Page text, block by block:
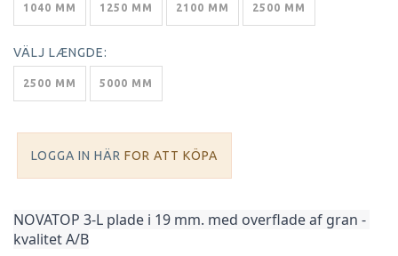
1040 MM 1250 MM 2100 MM 2500 MM
VÄLJ LÆNGDE:
2500 MM 5000 MM
LOGGA IN HÄR FOR ATT KÖPA
NOVATOP 3-L plade i 19 mm. med overflade af gran -
kvalitet A/B